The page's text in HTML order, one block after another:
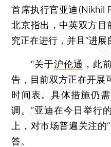
首席执行官亚迪(Nikhil
北京指出，中英双方目
究正在进行，并且“进展
“关于沪伦通 ，此
告，目前双方正在开展
时间表。具体措施仍
调。”亚迪在今日举行
上，对市场普遍关注
答。